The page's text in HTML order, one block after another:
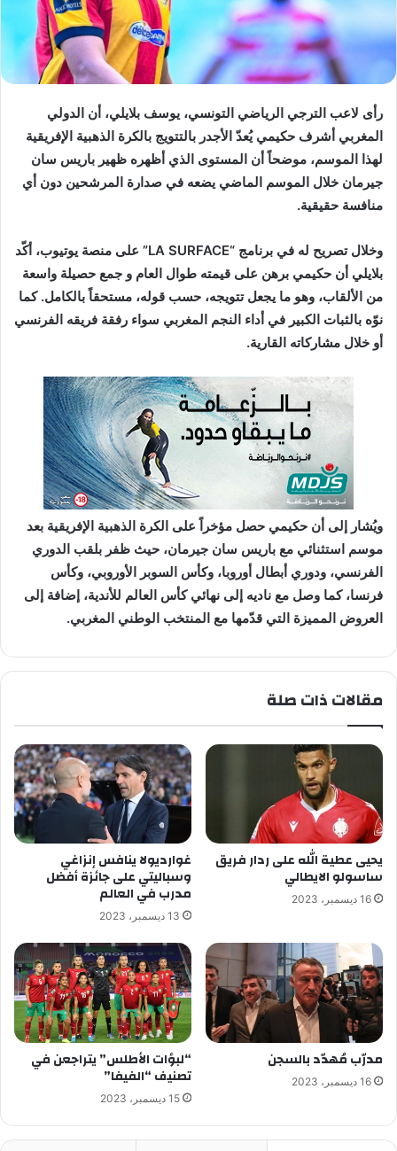
إ
ل
ك
ت
و
ي
ا
رأى لاعب الترجي الرياضي التونسي، يوسف بلايلي، أن الدولي
المغربي أشرف حكيمي يُعدّ الأجدر بالتتويج بالكرة الذهبية الإفريقية
لهذا الموسم، موضحاً أن المستوى الذي أظهره ظهير باريس سان
جيرمان خلال الموسم الماضي يضعه في صدارة المرشحين دون أي
منافسة حقيقية.
وخلال تصريح له في برنامج “LA SURFACE” على منصة يوتيوب، أكّد
بلايلي أن حكيمي برهن على قيمته طوال العام و جمع حصيلة واسعة
من الألقاب، وهو ما يجعل تتويجه، حسب قوله، مستحقاً بالكامل. كما
نوّه بالثبات الكبير في أداء النجم المغربي سواء رفقة فريقه الفرنسي
أو خلال مشاركاته القارية.
ويُشار إلى أن حكيمي حصل مؤخراً على الكرة الذهبية الإفريقية بعد
موسم استثنائي مع باريس سان جيرمان، حيث ظفر بلقب الدوري
الفرنسي، ودوري أبطال أوروبا، وكأس السوبر الأوروبي، وكأس
فرنسا، كما وصل مع ناديه إلى نهائي كأس العالم للأندية، إضافة إلى
العروض المميزة التي قدّمها مع المنتخب الوطني المغربي.
مقالات ذات صلة
يحيى عطية الله على ردار فريق
ساسولو الايطالي
16 ديسمبر، 2023
غوارديولا ينافس إنزاغي
وسباليتي على جائزة أفضل
مدرب في العالم
13 ديسمبر، 2023
مدرّب مُهدّد بالسجن
16 ديسمبر، 2023
“لبؤات الأطلس” يتراجعن في
تصنيف “الفيفا”
15 ديسمبر، 2023